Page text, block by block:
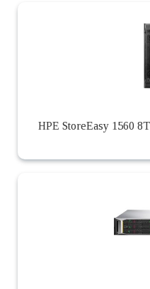
HPE StoreEasy 1560